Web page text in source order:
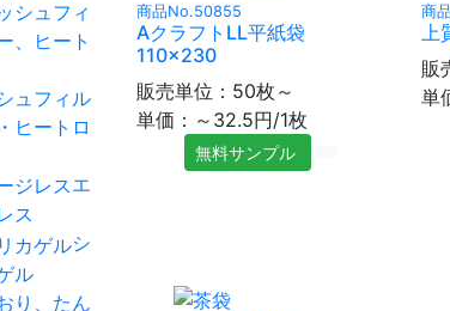
ュフィル
ヒートロ
エ
ス
シ
ル
商品No.50855
AクラフトLL平紙袋
110×230
販売単位：50枚～
単価：～32.5円/1枚
無料サンプル
商
販
単